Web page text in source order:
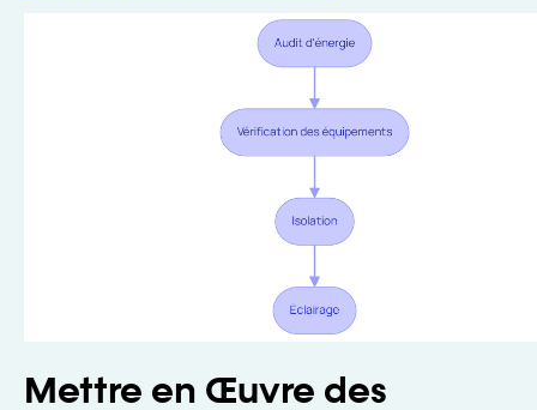
Mettre en Œuvre des